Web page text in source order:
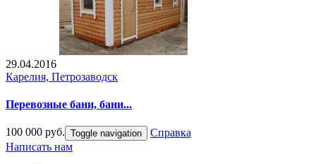
29.04.2016
Карелия, Петрозаводск
Перевозные бани, бани...
100 000 руб. Toggle navigation
Справка
Написать нам